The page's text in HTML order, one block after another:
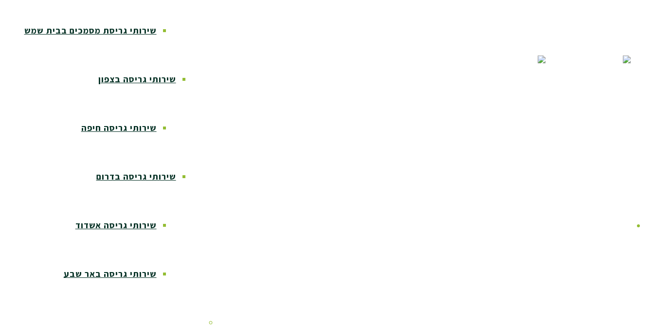
שירותי גריסת מסמכים בבית שמש
שירותי גריסה בצפון
שירותי גריסה חיפה
שירותי גריסה בדרום
שירותי גריסה אשדוד
שירותי גריסה באר שבע